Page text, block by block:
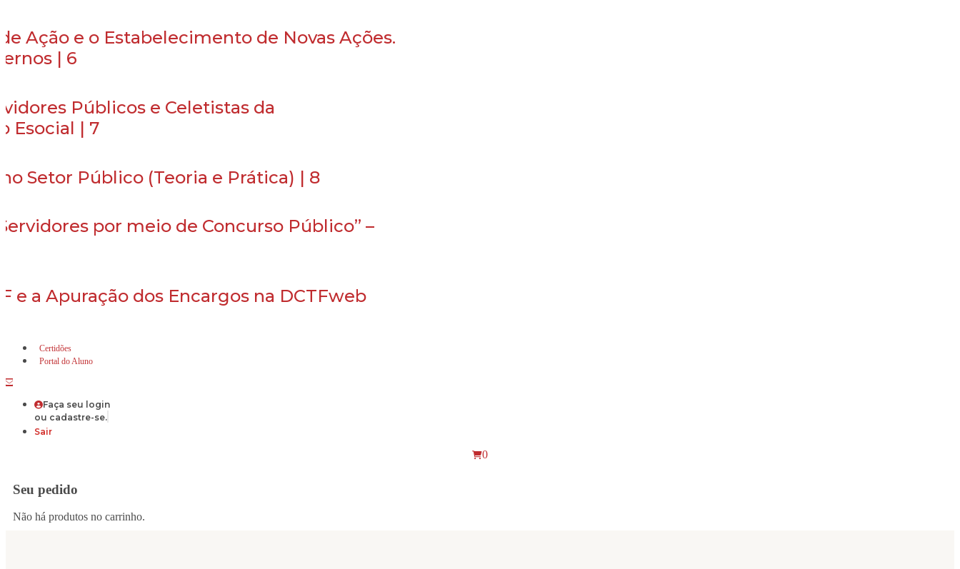
Ação e o Estabelecimento de Novas Ações.
| 6
Públicos e Celetistas da
Esocial | 7
Setor Público (Teoria e Prática) | 8
por meio de Concurso Público” –
e a Apuração dos Encargos na DCTFweb
Certidões
Portal do Aluno
Faça seu login
ou cadastre-se.
Sair
0
Seu pedido
Não há produtos no carrinho.